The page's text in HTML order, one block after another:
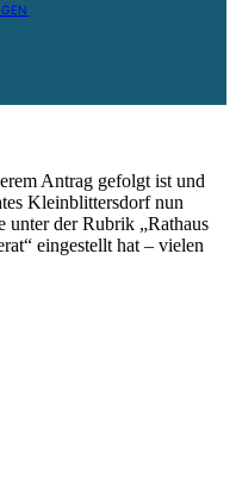
Antrag gefolgt ist und
Kleinblittersdorf nun
unter der Rubrik „Rathaus
eingestellt hat – vielen